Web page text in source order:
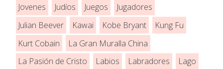
Jovenes
Judíos Juegos
Jugadores
Julian Beever
Kawai Kobe Bryant
Kung Fu
Kurt Cobain
La Gran Muralla China
La Pasión de Cristo
Labios Labradores
Lago